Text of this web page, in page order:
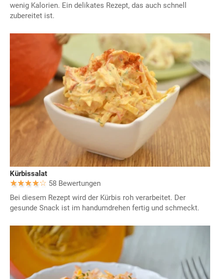
wenig Kalorien. Ein delikates Rezept, das auch schnell
zubereitet ist.
Kürbissalat
58 Bewertungen
Bei diesem Rezept wird der Kürbis roh verarbeitet. Der
gesunde Snack ist im handumdrehen fertig und schmeckt.